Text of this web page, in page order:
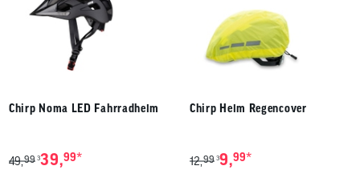
Chirp Noma LED Fahrradhelm
49,99 339,99*
Chirp Helm Regencover
12,99 39,99*